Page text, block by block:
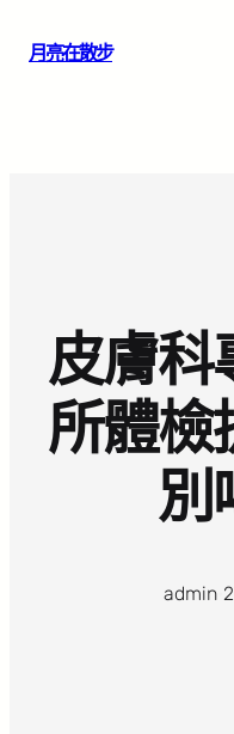
月亮在散步
皮膚科
所體檢
別
admin·